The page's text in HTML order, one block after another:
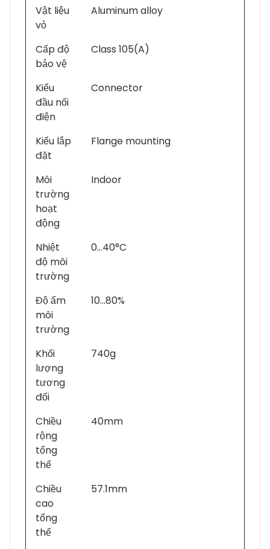
Vật liệu
vỏ
Aluminum alloy
Cấp độ
bảo vệ
Class 105(A)
Kiểu
đầu nối
điện
Connector
Kiểu lắp
đặt
Flange mounting
Môi
trường
hoạt
động
Indoor
Nhiệt
độ môi
trường
0…40°C
Độ ẩm
môi
trường
10…80%
Khối
lượng
tương
đối
740g
Chiều
rộng
tổng
thể
40mm
Chiều
cao
tổng
thể
57.1mm